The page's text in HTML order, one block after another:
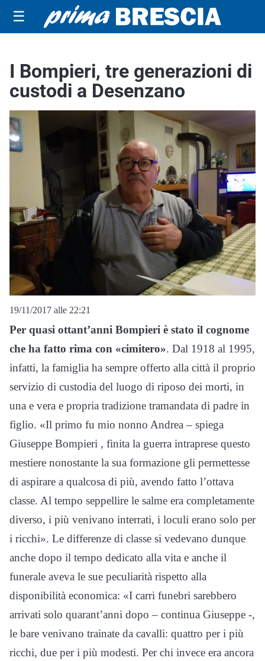
☰
I Bompieri, tre generazioni di
custodi a Desenzano
19/11/2017 alle 22:21
Per quasi ottant’anni Bompieri è stato il cognome
che ha fatto rima con «cimitero». Dal 1918 al 1995,
infatti, la famiglia ha sempre offerto alla città il proprio
servizio di custodia del luogo di riposo dei morti, in
una e vera e propria tradizione tramandata di padre in
figlio. «Il primo fu mio nonno Andrea – spiega
Giuseppe Bompieri , finita la guerra intraprese questo
mestiere nonostante la sua formazione gli permettesse
di aspirare a qualcosa di più, avendo fatto l’ottava
classe. Al tempo seppellire le salme era completamente
diverso, i più venivano interrati, i loculi erano solo per
i ricchi». Le differenze di classe si vedevano dunque
anche dopo il tempo dedicato alla vita e anche il
funerale aveva le sue peculiarità rispetto alla
disponibilità economica: «I carri funebri sarebbero
arrivati solo quarant’anni dopo – continua Giuseppe -,
le bare venivano trainate da cavalli: quattro per i più
ricchi, due per i più modesti. Per chi invece era ancora